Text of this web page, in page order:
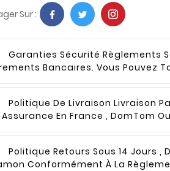
Sur :
Garanties Sécurité Règlements
Bancaires. Vous Pouvez
Politique De Livraison Livraison
Assurance En France , DomTom
Politique Retours Sous 14 Jours ,
Conformément À La